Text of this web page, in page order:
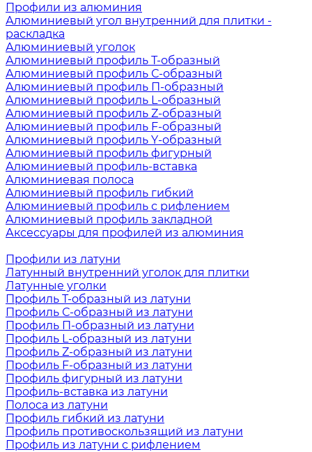
Профили из алюминия
Алюминиевый угол внутренний для плитки -
раскладка
Алюминиевый уголок
Алюминиевый профиль Т-образный
Алюминиевый профиль С-образный
Алюминиевый профиль П-образный
Алюминиевый профиль L-образный
Алюминиевый профиль Z-образный
Алюминиевый профиль F-образный
Алюминиевый профиль Y-образный
Алюминиевый профиль фигурный
Алюминиевый профиль-вставка
Алюминиевая полоса
Алюминиевый профиль гибкий
Алюминиевый профиль с рифлением
Алюминиевый профиль закладной
Аксессуары для профилей из алюминия
Профили из латуни
Латунный внутренний уголок для плитки
Латунные уголки
Профиль Т-образный из латуни
Профиль С-образный из латуни
Профиль П-образный из латуни
Профиль L-образный из латуни
Профиль Z-образный из латуни
Профиль F-образный из латуни
Профиль фигурный из латуни
Профиль-вставка из латуни
Полоса из латуни
Профиль гибкий из латуни
Профиль противоскользящий из латуни
Профиль из латуни с рифлением